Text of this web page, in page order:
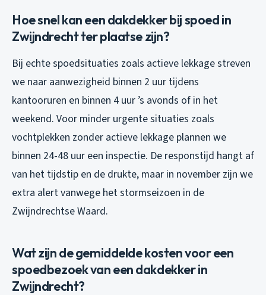
Hoe snel kan een dakdekker bij spoed in
Zwijndrecht ter plaatse zijn?
Bij echte spoedsituaties zoals actieve lekkage streven
we naar aanwezigheid binnen 2 uur tijdens
kantooruren en binnen 4 uur ’s avonds of in het
weekend. Voor minder urgente situaties zoals
vochtplekken zonder actieve lekkage plannen we
binnen 24-48 uur een inspectie. De responstijd hangt af
van het tijdstip en de drukte, maar in november zijn we
extra alert vanwege het stormseizoen in de
Zwijndrechtse Waard.
Wat zijn de gemiddelde kosten voor een
spoedbezoek van een dakdekker in
Zwijndrecht?